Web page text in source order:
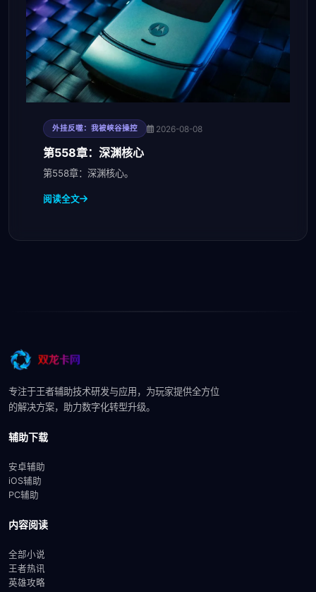
外挂反噬：我被峡谷操控 2026-08-08
第558章：深渊核心
第558章：深渊核心。
阅读全文
专注于王者辅助技术研发与应用，为玩家提供全方位
的解决方案，助力数字化转型升级。
辅助下载
安卓辅助
iOS辅助
PC辅助
内容阅读
全部小说
王者热讯
英雄攻略